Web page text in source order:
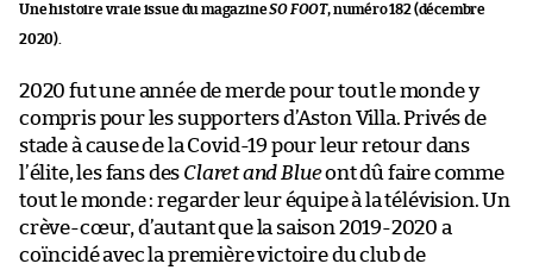
Une histoire vraie issue du magazineSO FOOT, numéro 182 (décembre
2020).
2020 fut une année de merde pour tout le monde y
compris pour les supporters d’Aston Villa. Privés de
stade à cause de la Covid-19 pour leur retour dans
l’élite, les fans des Claret and Blueont dû faire comme
tout le monde : regarder leur équipe à la télévision. Un
crève-cœur, d’autant que la saison 2019-2020 a
coïncidé avec la première victoire du club de